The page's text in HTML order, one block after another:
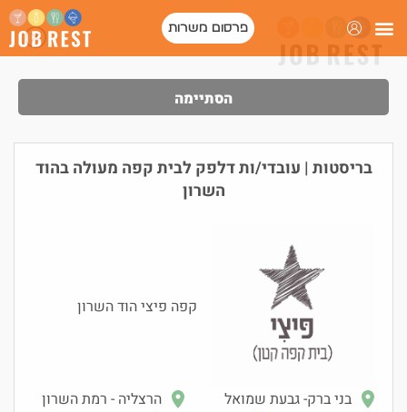
פרסום משרות
הסתיימה
בריסטות | עובדי/ות דלפק לבית קפה מעולה בהוד
השרון
קפה פיצי הוד השרון
בני ברק- גבעת שמואל
הרצליה - רמת השרון